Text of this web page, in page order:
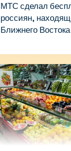
МТС сделал
россиян,
Ближнего Востока